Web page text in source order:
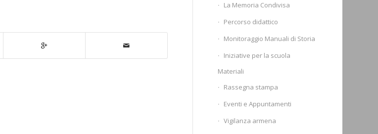
La Memoria Condivisa
Percorso didattico
Monitoraggio Manuali di Storia
Iniziative per la scuola
Materiali
Rassegna stampa
Eventi e Appuntamenti
Vigilanza armena